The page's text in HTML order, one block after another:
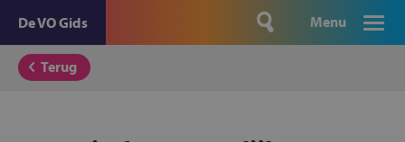
De VO Gids Menu
Terug